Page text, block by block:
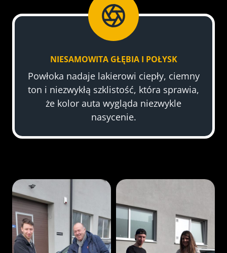
NIESAMOWITA GŁĘBIA I POŁYSK
Powłoka nadaje lakierowi ciepły, ciemny
ton i niezwykłą szklistość, która sprawia,
że kolor auta wygląda niezwykle
nasycenie.